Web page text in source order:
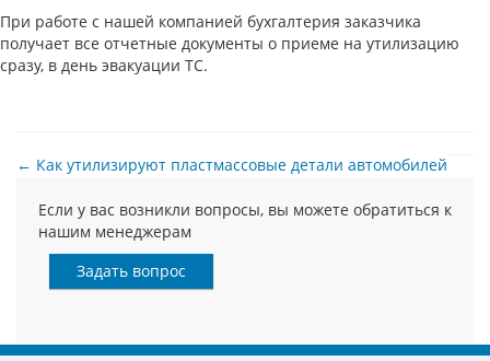
При работе с нашей компанией бухгалтерия заказчика
получает все отчетные документы о приеме на утилизацию
сразу, в день эвакуации ТС.
← Как утилизируют пластмассовые детали автомобилей
Если у вас возникли вопросы, вы можете обратиться к
нашим менеджерам
Задать вопрос